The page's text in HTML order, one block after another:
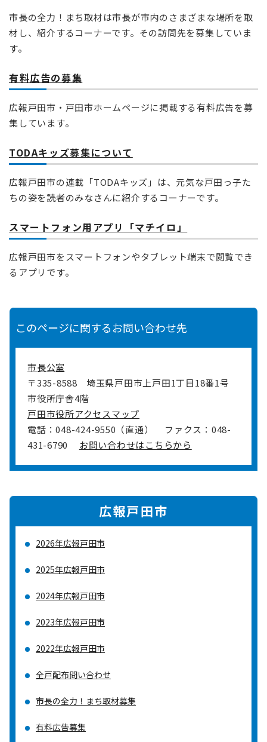
市長の全力！まち取材は市長が市内のさまざまな場所を取
材し、紹介するコーナーです。その訪問先を募集していま
す。
有料広告の募集
広報戸田市・戸田市ホームページに掲載する有料広告を募
集しています。
TODAキッズ募集について
広報戸田市の連載「TODAキッズ」は、元気な戸田っ子た
ちの姿を読者のみなさんに紹介するコーナーです。
スマートフォン用アプリ「マチイロ」
広報戸田市をスマートフォンやタブレット端末で閲覧でき
るアプリです。
このページに関するお問い合わせ先
市長公室
〒335-8588
埼玉県戸田市上戸田1丁目18番1号
市役所庁舎4階
戸田市役所アクセスマップ
電話：048-424-9550（直通）
ファクス：048-
431-6790
お問い合わせはこちらから
広報戸田市
2026年広報戸田市
2025年広報戸田市
2024年広報戸田市
2023年広報戸田市
2022年広報戸田市
全戸配布問い合わせ
市長の全力！まち取材募集
有料広告募集